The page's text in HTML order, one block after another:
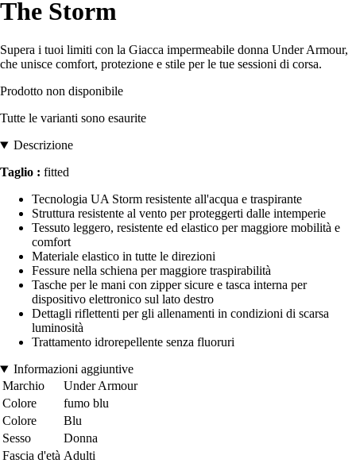
The Storm
Supera i tuoi limiti con la Giacca impermeabile donna Under Armour,
che unisce comfort, protezione e stile per le tue sessioni di corsa.
Prodotto non disponibile
Tutte le varianti sono esaurite
Descrizione
Taglio : fitted
Tecnologia UA Storm resistente all'acqua e traspirante
Struttura resistente al vento per proteggerti dalle intemperie
Tessuto leggero, resistente ed elastico per maggiore mobilità e
comfort
Materiale elastico in tutte le direzioni
Fessure nella schiena per maggiore traspirabilità
Tasche per le mani con zipper sicure e tasca interna per
dispositivo elettronico sul lato destro
Dettagli riflettenti per gli allenamenti in condizioni di scarsa
luminosità
Trattamento idrorepellente senza fluoruri
Informazioni aggiuntive
Marchio
Under Armour
Colore
fumo blu
Colore
Blu
Sesso
Donna
Fascia d'età Adulti